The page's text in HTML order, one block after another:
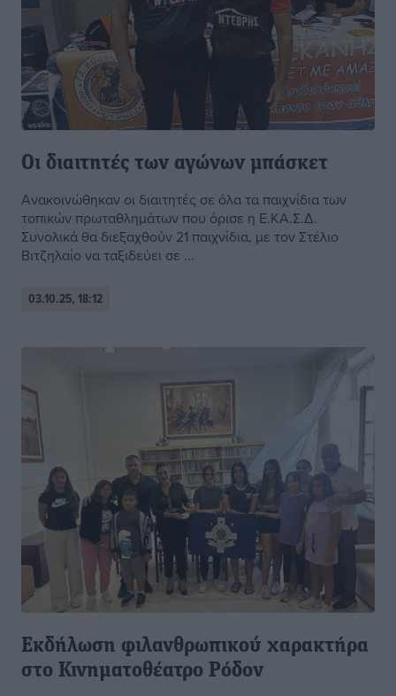
Οι διαιτητές των αγώνων μπάσκετ
Ανακοινώθηκαν οι διαιτητές σε όλα τα παιχνίδια των
τοπικών πρωταθλημάτων που όρισε η Ε.ΚΑ.Σ.Δ.
Συνολικά θα διεξαχθούν 21 παιχνίδια, με τον Στέλιο
Βιτζηλαίο να ταξιδεύει σε ...
03.10.25, 18:12
Εκδήλωση φιλανθρωπικού χαρακτήρα
στο Κινηματοθέατρο Ρόδον